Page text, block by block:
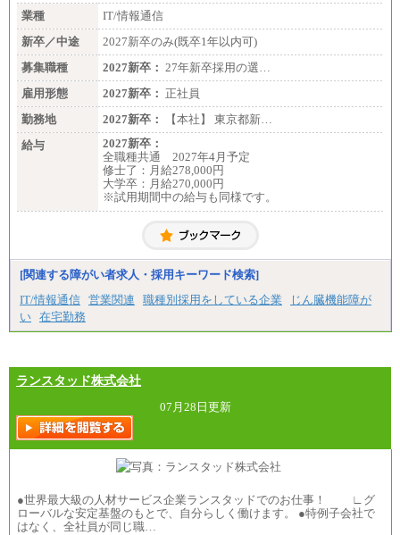
業種
IT/情報通信
新卒／中途
2027新卒のみ(既卒1年以内可)
募集職種
2027新卒： 27年新卒採用の選…
雇用形態
2027新卒： 正社員
勤務地
2027新卒：
【本社】 東京都新…
給与
2027新卒：
全職種共通 2027年4月予定
修士了：月給278,000円
大学卒：月給270,000円
※試用期間中の給与も同様です。
[関連する障がい者求人・採用キーワード検索]
IT/情報通信 営業関連 職種別採用をしている企業
じん臓機能障が
い 在宅勤務
ランスタッド株式会社
07月28日更新
●世界最大級の人材サービス企業ランスタッドでのお仕事！ ∟グ
ローバルな安定基盤のもとで、自分らしく働けます。 ●特例子会社で
はなく、全社員が同じ職…